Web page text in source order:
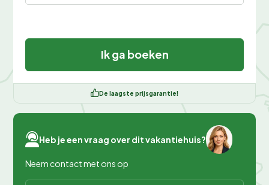
Ik ga boeken
De laagste prijsgarantie!
Heb je een vraag over dit vakantiehuis?
Neem contact met ons op